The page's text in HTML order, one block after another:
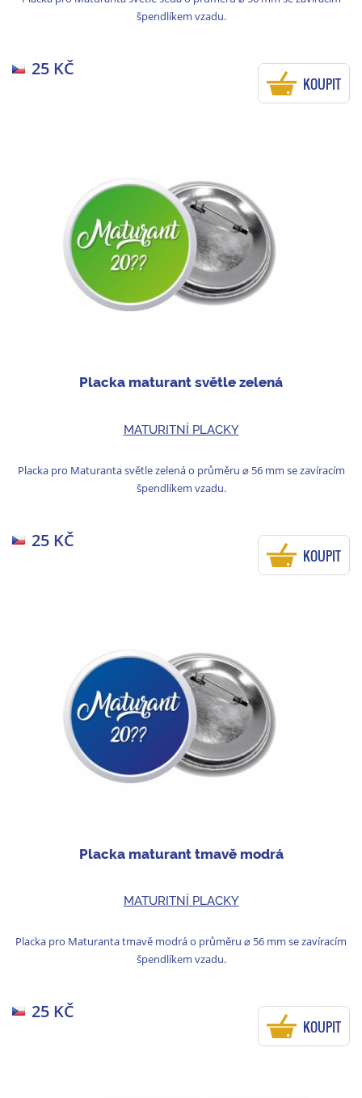
špendlíkem vzadu.
25 KČ
KOUPIT
Placka maturant světle zelená
MATURITNÍ PLACKY
Placka pro Maturanta světle zelená o průměru ⌀ 56 mm se zavíracím
špendlíkem vzadu.
25 KČ
KOUPIT
Placka maturant tmavě modrá
MATURITNÍ PLACKY
Placka pro Maturanta tmavě modrá o průměru ⌀ 56 mm se zavíracím
špendlíkem vzadu.
25 KČ
KOUPIT